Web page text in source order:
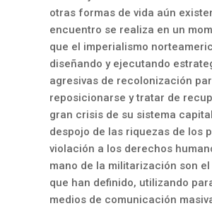
otras formas de vida aún
encuentro se realiza en un
que el imperialismo
diseñando y ejecutando
agresivas de recolonización
reposicionarse y tratar de
gran crisis de su sistema
despojo de las riquezas de los
violación a los derechos
mano de la militarización son
que han definido, utilizando
medios de comunicación